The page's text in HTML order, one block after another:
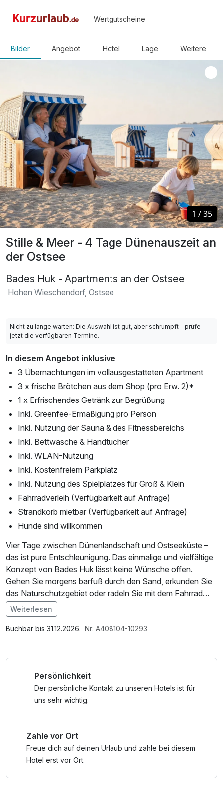
Wertgutscheine
Bilder Angebot Hotel Lage Weitere
Stille & Meer - 4 Tage Dünenauszeit an
der Ostsee
Bades Huk - Apartments an der Ostsee
Hohen Wieschendorf, Ostsee
1 /35
1 /35
Nicht zu lange warten: Die Auswahl ist gut, aber schrumpft – prüfe
jetzt die verfügbaren Termine.
In diesem Angebot inklusive
3 Übernachtungen im vollausgestatteten Apartment
3 x frische Brötchen aus dem Shop (pro Erw. 2)*
1 x Erfrischendes Getränk zur Begrüßung
Inkl. Greenfee-Ermäßigung pro Person
Inkl. Nutzung der Sauna & des Fitnessbereichs
Inkl. Bettwäsche & Handtücher
Inkl. WLAN-Nutzung
Inkl. Kostenfreiem Parkplatz
Inkl. Nutzung des Spielplatzes für Groß & Klein
Fahrradverleih (Verfügbarkeit auf Anfrage)
Strandkorb mietbar (Verfügbarkeit auf Anfrage)
Hunde sind willkommen
Vier Tage zwischen Dünenlandschaft und Ostseeküste –
das ist pure Entschleunigung. Das einmalige und vielfältige
Konzept von Bades Huk lässt keine Wünsche offen.
Gehen Sie morgens barfuß durch den Sand, erkunden Sie
das Naturschutzgebiet oder radeln Sie mit dem Fahrrad
nach Wismar – in und um Bades Huk wird Ihnen Vieles
geboten. Alles, was Sie brauchen, ist in nur wenigen
Schritten von Ihrer Unterkunft erreichbar: Im Shop gibt es
Elektrogrill bereit. Für entspannte Stunden direkt am
Wasser ist ein Strandkorb mietbar je nach Verfügbarkeit
uns Saison. Abgerundet wird all dies mit dem 8 km langen
Sie den Alltag einfach hinter sich.
* Inkl. täglichem Brötchenservice (2 Brötchen pro
Im Angebot enthalten
Saunabenutzung, Parkplatz, Nutzung des Fitnessbereichs
Weiterlesen
Buchbar bis 31.12.2026. Nr: A408104-10293
Persönlichkeit
Der persönliche Kontakt zu unseren Hotels ist für
uns sehr wichtig.
Zahle vor Ort
Freue dich auf deinen Urlaub und zahle bei diesem
Hotel erst vor Ort.